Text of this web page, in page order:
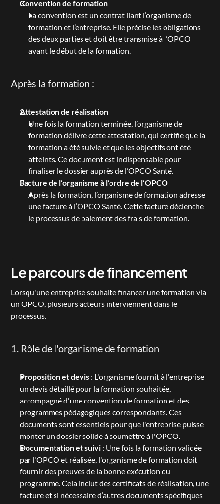
Convention de formation
La convention est un contrat liant l’organisme de
formation et l’entreprise. Elle précise les obligations
des deux parties et doit être transmise à l’OPCO
avant le début de la formation.
Après la formation :
Attestation de réalisation
Une fois la formation terminée, l’organisme de
formation délivre cette attestation, qui certifie que la
formation a été suivie et que les objectifs ont été
atteints. Ce document est indispensable pour
finaliser le dossier auprès de l’OPCO Santé.
Facture de l’organisme à l’ordre de l’OPCO
Après la formation, l’organisme de formation adresse
une facture à l’OPCO Santé. Cette facture déclenche
le processus de paiement des frais de formation.
Le parcours de financement
Lorsqu'une entreprise souhaite financer une formation via
un OPCO, plusieurs acteurs interviennent dans le
processus.
1. Rôle de l'organisme de formation
Proposition et devis : L'organisme fournit à l'entreprise
un devis détaillé pour la formation souhaitée,
accompagné d'une convention de formation et des
programmes pédagogiques correspondants. Ces
documents sont essentiels pour que l'entreprise puisse
monter un dossier solide à soumettre à l'OPCO.
Documentation et suivi : Une fois la formation validée
par l'OPCO et réalisée, l'organisme de formation doit
fournir des preuves de la bonne exécution du
programme. Cela inclut des certificats de réalisation, une
facture et si nécessaire d’autres documents spécifiques